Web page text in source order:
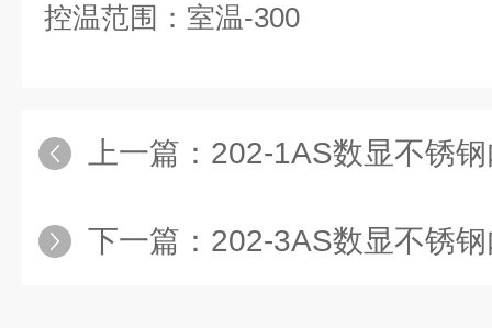
控温范围：室温-300
上一篇： 202-1AS数显不锈钢内
下一篇： 202-3AS数显不锈钢内